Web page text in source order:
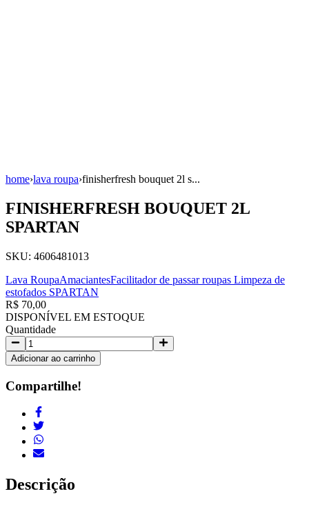
home›lava roupa›finisherfresh bouquet 2l s...
FINISHERFRESH BOUQUET 2L
SPARTAN
SKU: 4606481013
Lava RoupaAmaciantesFacilitador de passar roupas Limpeza de
estofados SPARTAN
R$ 70,00
DISPONÍVEL EM ESTOQUE
Quantidade
Adicionar ao carrinho
Compartilhe!
Descrição